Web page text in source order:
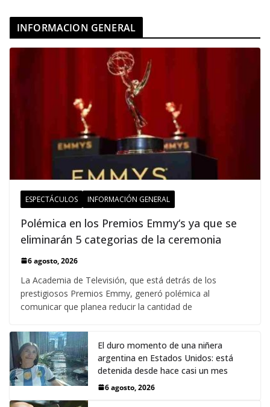
INFORMACION GENERAL
ESPECTÁCULOS INFORMACIÓN GENERAL
Polémica en los Premios Emmy‘s ya que se
eliminarán 5 categorias de la ceremonia
6 agosto, 2026
La Academia de Televisión, que está detrás de los
prestigiosos Premios Emmy, generó polémica al
comunicar que planea reducir la cantidad de
El duro momento de una niñera
argentina en Estados Unidos: está
detenida desde hace casi un mes
6 agosto, 2026